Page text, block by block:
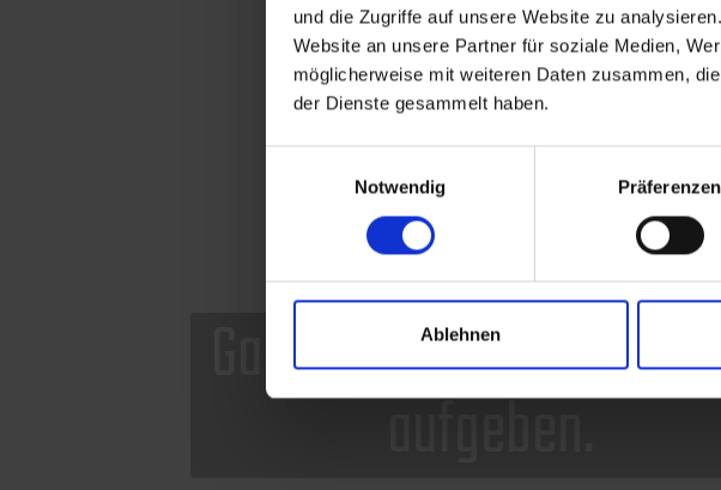
und die Zugriffe auf unsere Website zu
Website an unsere Partner für soziale Medien,
möglicherweise mit weiteren Daten zusammen,
der Dienste gesammelt haben.
Notwendig
Präferenzen
Ablehnen